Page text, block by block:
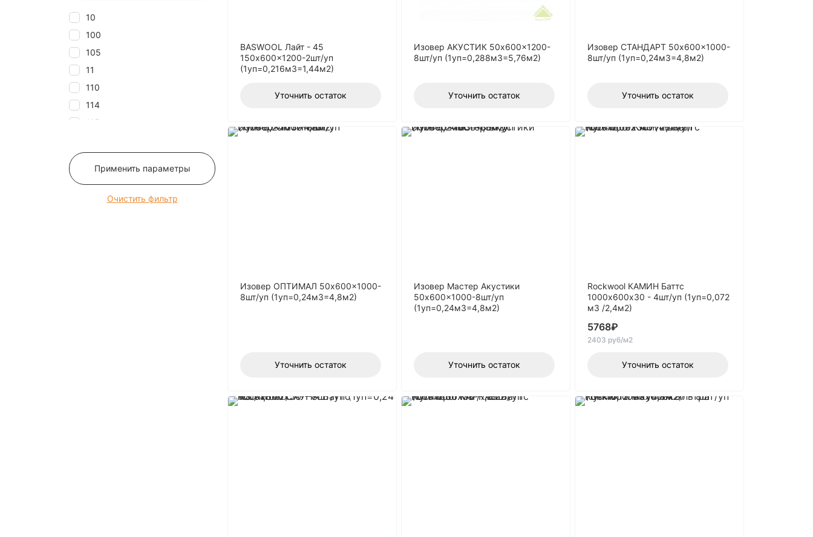
10
100
105
11
110
114
115
125
Применить параметры
Очистить фильтр
BASWOOL Лайт - 45
150x600x1200-2шт/уп
(1уп=0,216м3=1,44м2)
Уточнить остаток
Изовер АКУСТИК 50x600x1200-
8шт/уп (1уп=0,288м3=5,76м2)
Уточнить остаток
Изовер СТАНДАРТ 50x600x1000-
8шт/уп (1уп=0,24м3=4,8м2)
Уточнить остаток
Изовер ОПТИМАЛ 50x600x1000-
8шт/уп (1уп=0,24м3=4,8м2)
Уточнить остаток
Изовер Мастер Акустики
50x600x1000-8шт/уп
(1уп=0,24м3=4,8м2)
Уточнить остаток
Rockwool КАМИН Баттс
1000х600х30 - 4шт/уп (1уп=0,072
м3 /2,4м2)
5768₽
2403 руб/м2
Уточнить остаток